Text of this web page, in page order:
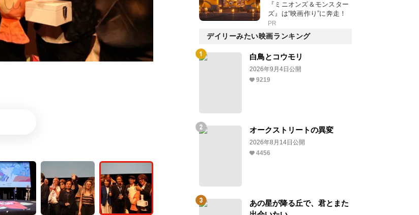
『ミニオンズ＆モンスター
ズ』は“映画作り”に奔走！
PR
デイリーみたい映画ランキング
白鳥とコウモリ
2026年9月4日公開
9219
オークストリートの異変
2026年8月14日公開
4456
あの星が降る丘で、君とまた